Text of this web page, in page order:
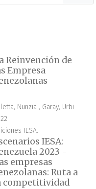
Reinvención de
Empresa
Nunzia , Garay, Urbi
IESA.
IESA:
2023 -
empresas
Ruta a
competitividad